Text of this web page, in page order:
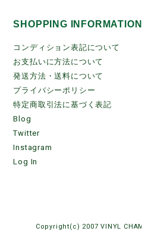
SHOPPING INFORMATION
コンディション表記について
お支払いに方法について
発送方法・送料について
プライバシーポリシー
特定商取引法に基づく表記
Blog
Twitter
Instagram
Log In
Copyright(c) 2007 VINYL